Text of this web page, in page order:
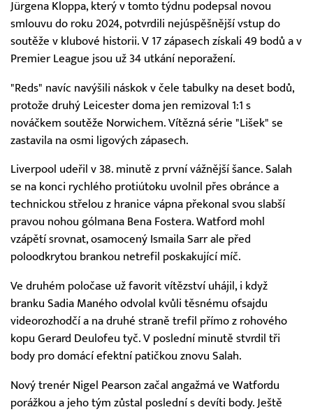
Jürgena Kloppa, který v tomto týdnu podepsal novou
smlouvu do roku 2024, potvrdili nejúspěšnější vstup do
soutěže v klubové historii. V 17 zápasech získali 49 bodů a v
Premier League jsou už 34 utkání neporažení.
"Reds" navíc navýšili náskok v čele tabulky na deset bodů,
protože druhý Leicester doma jen remizoval 1:1 s
nováčkem soutěže Norwichem. Vítězná série "Lišek" se
zastavila na osmi ligových zápasech.
Liverpool udeřil v 38. minutě z první vážnější šance. Salah
se na konci rychlého protiútoku uvolnil přes obránce a
technickou střelou z hranice vápna překonal svou slabší
pravou nohou gólmana Bena Fostera. Watford mohl
vzápětí srovnat, osamocený Ismaila Sarr ale před
poloodkrytou brankou netrefil poskakující míč.
Ve druhém poločase už favorit vítězství uhájil, i když
branku Sadia Maného odvolal kvůli těsnému ofsajdu
videorozhodčí a na druhé straně trefil přímo z rohového
kopu Gerard Deulofeu tyč. V poslední minutě stvrdil tři
body pro domácí efektní patičkou znovu Salah.
Nový trenér Nigel Pearson začal angažmá ve Watfordu
porážkou a jeho tým zůstal poslední s devíti body. Ještě